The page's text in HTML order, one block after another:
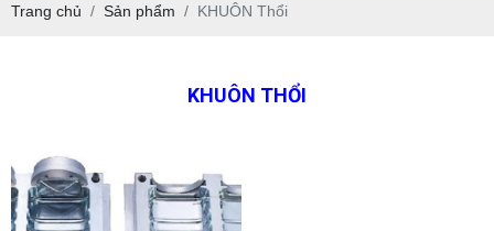
Trang chủ Sản phẩm KHUÔN Thổi
KHUÔN THỔI